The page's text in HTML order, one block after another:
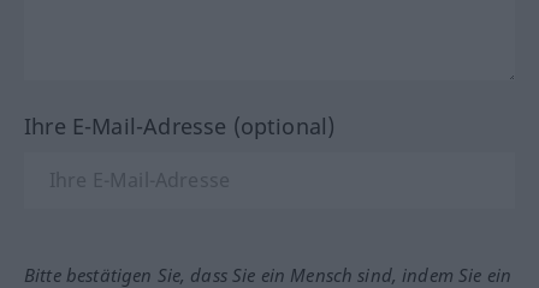
Ihre E-Mail-Adresse (optional)
Bitte bestätigen Sie, dass Sie ein Mensch sind, indem Sie ein